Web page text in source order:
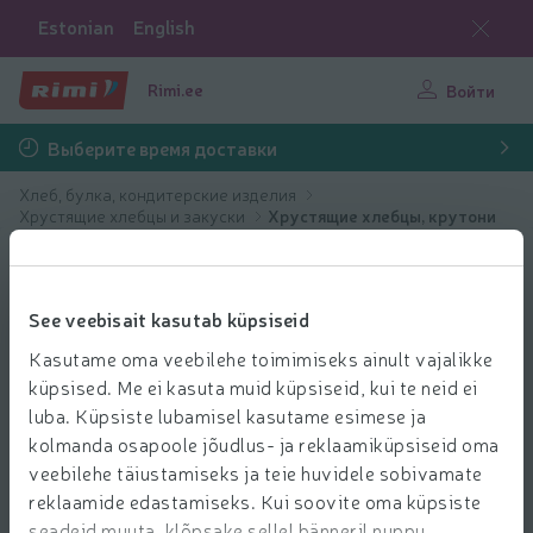
See veebisait kasutab küpsiseid
Kasutame oma veebilehe toimimiseks ainult vajalikke
küpsised. Me ei kasuta muid küpsiseid, kui te neid ei
luba. Küpsiste lubamisel kasutame esimese ja
kolmanda osapoole jõudlus- ja reklaamiküpsiseid oma
veebilehe täiustamiseks ja teie huvidele sobivamate
reklaamide edastamiseks. Kui soovite oma küpsiste
Estonian English
Rimi.ee Войти
Выберите время доставки
Хлеб, булка, кондитерские изделия
Хрустящие хлебцы и закуски
Хрустящие хлебцы, крутони